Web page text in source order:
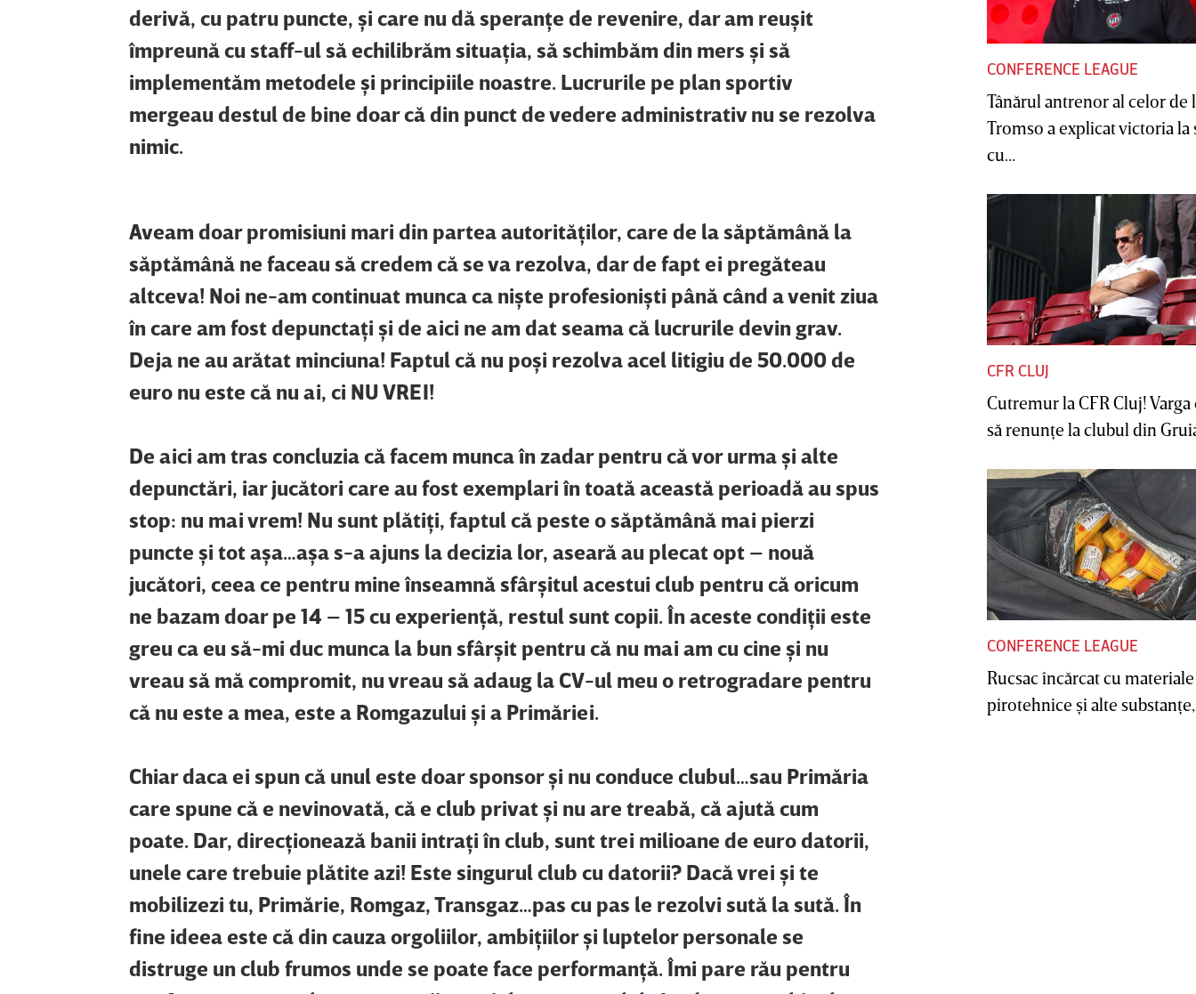
derivă, cu patru puncte, şi care nu dă speranţe de revenire, dar am reuşit
împreună cu staff-ul să echilibrăm situaţia, să schimbăm din mers şi să
implementăm metodele şi principiile noastre. Lucrurile pe plan sportiv
mergeau destul de bine doar că din punct de vedere administrativ nu se rezolva
nimic.
Aveam doar promisiuni mari din partea autorităţilor, care de la săptămână la
săptămână ne faceau să credem că se va rezolva, dar de fapt ei pregăteau
altceva! Noi ne-am continuat munca ca nişte profesionişti până când a venit ziua
în care am fost depunctaţi şi de aici ne am dat seama că lucrurile devin grav.
Deja ne au arătat minciuna! Faptul că nu poşi rezolva acel litigiu de 50.000 de
euro nu este că nu ai, ci NU VREI!
De aici am tras concluzia că facem munca în zadar pentru că vor urma şi alte
depunctări, iar jucători care au fost exemplari în toată această perioadă au spus
stop: nu mai vrem! Nu sunt plătiţi, faptul că peste o săptămână mai pierzi
puncte şi tot aşa…aşa s-a ajuns la decizia lor, aseară au plecat opt – nouă
jucători, ceea ce pentru mine înseamnă sfârşitul acestui club pentru că oricum
ne bazam doar pe 14 – 15 cu experienţă, restul sunt copii. În aceste condiţii este
greu ca eu să-mi duc munca la bun sfârşit pentru că nu mai am cu cine şi nu
vreau să mă compromit, nu vreau să adaug la CV-ul meu o retrogradare pentru
că nu este a mea, este a Romgazului şi a Primăriei.
Chiar daca ei spun că unul este doar sponsor şi nu conduce clubul…sau Primăria
care spune că e nevinovată, că e club privat şi nu are treabă, că ajută cum
poate. Dar, direcţionează banii intraţi în club, sunt trei milioane de euro datorii,
unele care trebuie plătite azi! Este singurul club cu datorii? Dacă vrei şi te
mobilizezi tu, Primărie, Romgaz, Transgaz…pas cu pas le rezolvi sută la sută. În
fine ideea este că din cauza orgoliilor, ambiţiilor şi luptelor personale se
distruge un club frumos unde se poate face performanţă. Îmi pare rău pentru
CONFERENCE LEAGUE
Tânărul antrenor al celor de
Tromso a explicat victoria la
cu...
CFR CLUJ
Cutremur la CFR Cluj! Varga
să renunţe la clubul din
CONFERENCE LEAGUE
Rucsac încărcat cu materiale
pirotehnice şi alte substanţe,